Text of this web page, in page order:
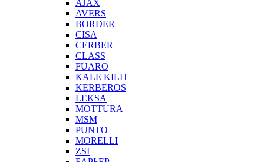
AJAX
AVERS
BORDER
CISA
CERBER
CLASS
FUARO
KALE KILIT
KERBEROS
LEKSA
MOTTURA
MSM
PUNTO
MORELLI
ZSI